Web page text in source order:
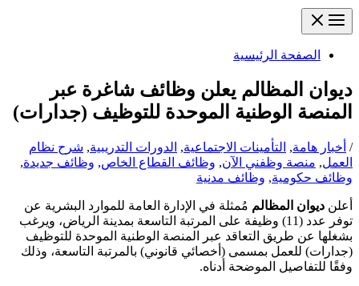
الصفحة الرئيسية
ديوان المظالم يعلن وظائف شاغرة عبر
المنصة الوطنية الموحدة للتوظيف (جدارات)
/ أخبار هامة, التأمينات الاجتماعية, الدورات التدريبية, شرح نظام
العمل, منصة وظفني الآن, وظائف القطاع الخاص, وظائف جديدة,
وظائف حكومية, وظائف مدنية
أعلن ديوان المظالم مُمثلة في الإدارة العامة للموارد البشرية عن
توفر عدد (11) وظيفة على المرتبة التاسعة بمدينة الرياض، ويرغب
بشغلها عن طريق التعاقد عبر المنصة الوطنية الموحدة للتوظيف
(جدارات) للعمل بمسمى (أخصائي قانوني) بالمرتبة التاسعة، وذلك
وفقًا للتفاصيل الموضحة أدناه.